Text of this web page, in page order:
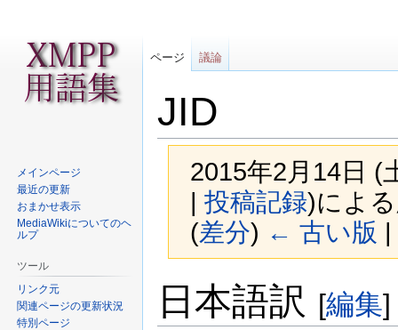
JID
2015年2月14日 (
| 投稿記録)によ
(差分) ← 古い版
ナ
ビ
ゲ
検
索
に日本語訳 [編集]
ページ 議論
メインページ
最近の更新
おまかせ表示
MediaWikiについてのヘ
ルプ
ツール
リンク元
関連ページの更新状況
特別ページ